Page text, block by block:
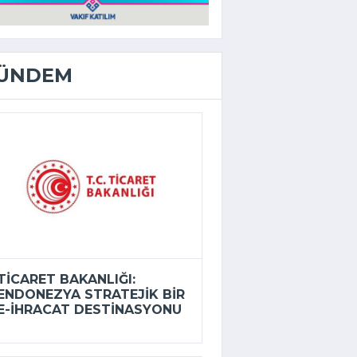
BAKANLIĞI:
STRATEJIK BIR
İHRACAT DESTINASYONU